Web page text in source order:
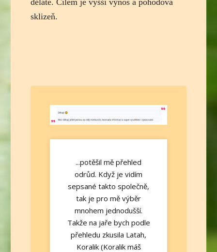
děláte. Cílem je vyšší výnos a pohodová
sklizeň.
...potěšil mě přehled
odrůd. Když je vidím
sepsané takto společně,
tak je pro mě výběr
mnohem jednodušší.
Takže na jaře bych podle
přehledu zkusila Latah,
Koralik (Koralik máš